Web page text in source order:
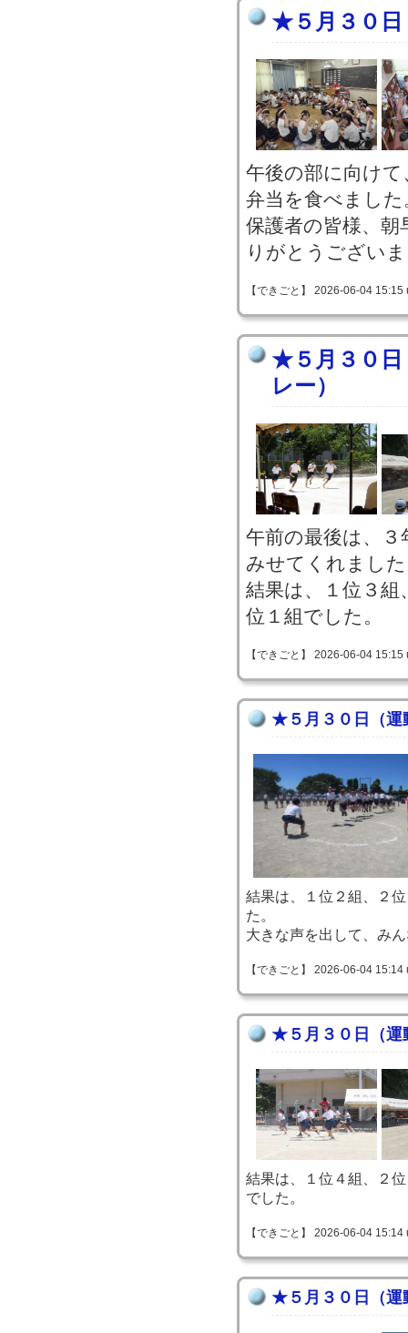
★５月３０日
午後の部に向け
弁当を食べました
保護者の皆様、
りがとうござい
【できごと】 2026-06-04
★５月３０日
レー）
午前の最後は、
みせてくれまし
結果は、１位３組
位１組でした。
【できごと】 2026-06-04
★５月３０日（運
結果は、１位２組、２
た。
大きな声を出して、み
【できごと】 2026-06-04
★５月３０日（運
結果は、１位４組、２
でした。
【できごと】 2026-06-04
★５月３０日（運